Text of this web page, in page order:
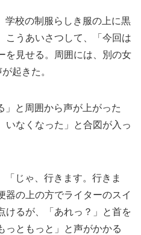
校の制服らしき服の上に黒
こうあいさつして、「今回は
を見せる。周囲には、別の女
起きた。
と周囲から声が上がった
いなくなった」と合図が入っ
じゃ、行きます。行きま
器の上の方でライターのスイ
けるが、「あれっ？」と首を
っともっと」と声がかかる